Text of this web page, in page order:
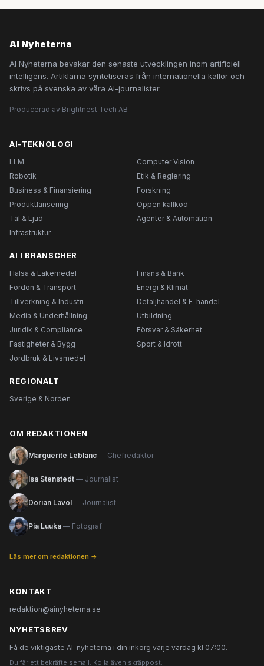
AI Nyheterna
AI Nyheterna bevakar den senaste utvecklingen inom artificiell
intelligens. Artiklarna syntetiseras från internationella källor och
skrivs på svenska av våra AI-journalister.
Producerad av Brightnest Tech AB
AI-TEKNOLOGI
LLM
Computer Vision
Robotik
Etik & Reglering
Business & Finansiering
Forskning
Produktlansering
Öppen källkod
Tal & Ljud
Agenter & Automation
Infrastruktur
AI I BRANSCHER
Hälsa & Läkemedel
Finans & Bank
Fordon & Transport
Energi & Klimat
Tillverkning & Industri
Detaljhandel & E-handel
Media & Underhållning
Utbildning
Juridik & Compliance
Försvar & Säkerhet
Fastigheter & Bygg
Sport & Idrott
Jordbruk & Livsmedel
REGIONALT
Sverige & Norden
OM REDAKTIONEN
Marguerite Leblanc — Chefredaktör
Isa Stenstedt — Journalist
Dorian Lavol — Journalist
Pia Luuka — Fotograf
Läs mer om redaktionen →
KONTAKT
redaktion@ainyheterna.se
NYHETSBREV
Få de viktigaste AI-nyheterna i din inkorg varje vardag kl 07:00.
Du får ett bekräftelsemail. Kolla även skräppost.